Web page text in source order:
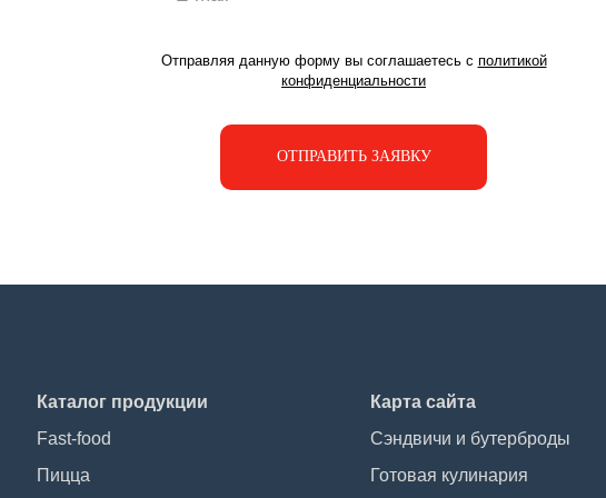
Отправляя данную форму вы соглашаетесь с политикой
конфиденциальности
ОТПРАВИТЬ ЗАЯВКУ
Каталог продукции
Fast-food
Пицца
Карта сайта
Сэндвичи и бутерброды
Готовая кулинария